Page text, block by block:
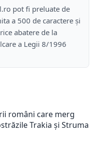
pot fi preluate de
a 500 de caractere și
abatere de la
a Legii 8/1996
români care merg
Trakia și Struma